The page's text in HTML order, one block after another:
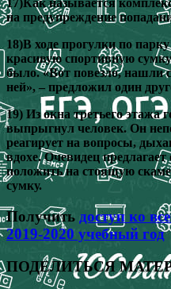
17)Как называется
на предупреждение
18)В ходе прогулки по
красивую спортивную
было. «Вот повезло, нашли
ней», – предложил один
19) Из окна третьего этажа
выпрыгнул человек. Он
реагирует на вопросы,
вдохе. Очевидец
положить на стоящую
сумку.
Получить доступ ко
2019-2020 учебный год
ПОДЕЛИТЬСЯ